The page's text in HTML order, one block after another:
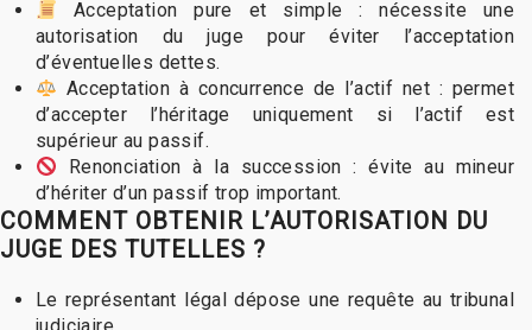
Acceptation pure et simple : nécessite une
autorisation du juge pour éviter l’acceptation
d’éventuelles dettes.
Acceptation à concurrence de l’actif net : permet
d’accepter l’héritage uniquement si l’actif est
supérieur au passif.
Renonciation à la succession : évite au mineur
d’hériter d’un passif trop important.
COMMENT OBTENIR L’AUTORISATION DU
JUGE DES TUTELLES ?
Le représentant légal dépose une requête au tribunal